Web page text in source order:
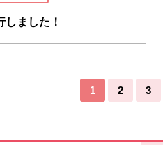
ました！
1 2 3